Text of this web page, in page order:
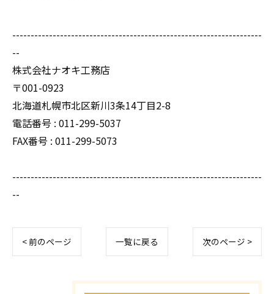
--------------------------------------------------------------------
--
株式会社ナオキ工務店
〒001-0923
北海道札幌市北区新川3条14丁目2-8
電話番号 : 011-299-5037
FAX番号 : 011-299-5073
--------------------------------------------------------------------
--
< 前のページ 一覧に戻る 次のページ >